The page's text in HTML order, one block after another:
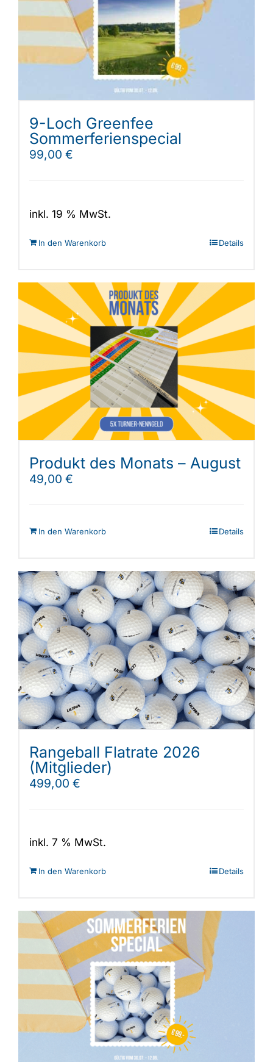
9-Loch Greenfee
Sommerferienspecial
99,00 €
inkl. 19 % MwSt.
In den Warenkorb Details
Produkt des Monats – August
49,00 €
In den Warenkorb Details
Rangeball Flatrate 2026
(Mitglieder)
499,00 €
inkl. 7 % MwSt.
In den Warenkorb Details